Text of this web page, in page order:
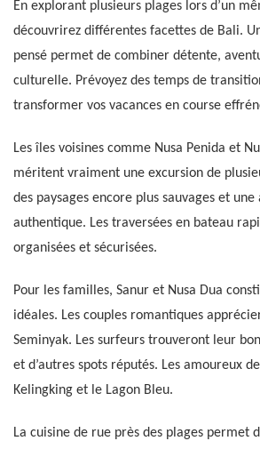
En explorant plusieurs plages lors d’un
découvrirez différentes facettes de Bali.
pensé permet de combiner détente,
culturelle. Prévoyez des temps de
transformer vos vacances en course
Les îles voisines comme Nusa Penida et
méritent vraiment une excursion de
des paysages encore plus sauvages et
authentique. Les traversées en bateau
organisées et sécurisées.
Pour les familles, Sanur et Nusa Dua
idéales. Les couples romantiques
Seminyak. Les surfeurs trouveront leur
et d’autres spots réputés. Les amoureux
Kelingking et le Lagon Bleu.
La cuisine de rue près des plages permet